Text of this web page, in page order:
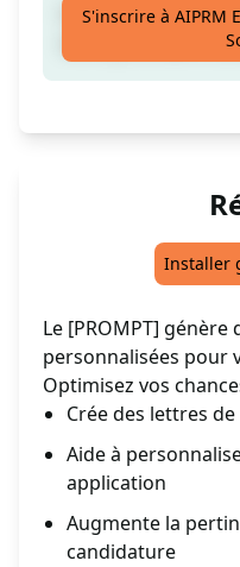
Créez la
votre prochaine
S'inscrire à AIPRM
Installer
Le [PROMPT]
personnalisées pour
Optimisez vos
Crée des lettres
Aide à
application
Augmente la
candidature